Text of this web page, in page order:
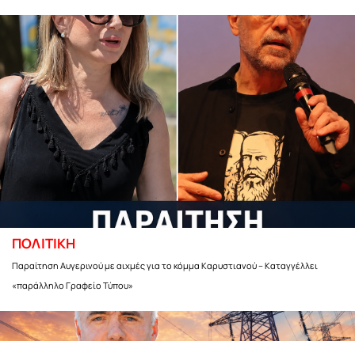
ΠΟΛΙΤΙΚΗ
Παραίτηση Αυγερινού με αιχμές για το κόμμα Καρυστιανού – Καταγγέλλει
«παράλληλο Γραφείο Τύπου»